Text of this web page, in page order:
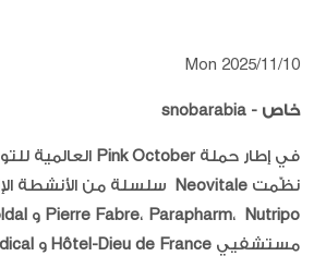
Mon 2025/11/10
خاص -snobarabia
في إطار حملةPink October العالمية
نظّمتNeovitale سلسلة من الأنشطة
Pierre Fabre، Parapharm، Nutripo و
مستشفييHôtel-Dieu de France و